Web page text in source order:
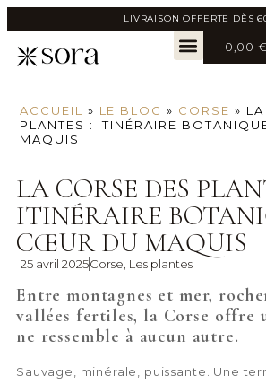
LIVRAISON OFFERTE DÈS
0,00 €
ACCUEIL » LE BLOG » CORSE »
PLANTES : ITINÉRAIRE
MAQUIS
LA CORSE DES
ITINÉRAIRE
CŒUR DU MAQUIS
25 avril 2025Corse Les plantes
Entre montagnes et mer,
vallées fertiles, la Corse offre
ne ressemble à aucun autre.
Sauvage, minérale, puissante. Une